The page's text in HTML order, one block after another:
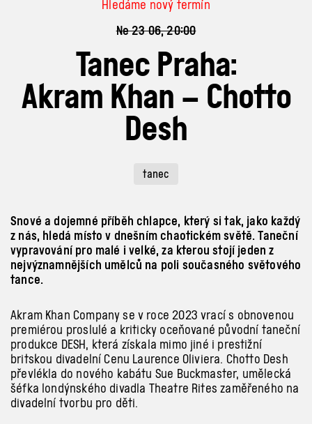
Hledáme nový termín
Ne 23 06, 20:00
Tanec Praha:
Akram Khan – Chotto
Desh
tanec
Snové a dojemné příběh chlapce, který si tak, jako každý
z nás, hledá místo v dnešním chaotickém světě. Taneční
vypravování pro malé i velké, za kterou stojí jeden z
nejvýznamnějších umělců na poli současného světového
tance.
Akram Khan Company se v roce 2023 vrací s obnovenou
premiérou proslulé a kriticky oceňované původní taneční
produkce DESH, která získala mimo jiné i prestižní
britskou divadelní Cenu Laurence Oliviera. Chotto Desh
převlékla do nového kabátu Sue Buckmaster, umělecká
šéfka londýnského divadla Theatre Rites zaměřeného na
divadelní tvorbu pro děti.